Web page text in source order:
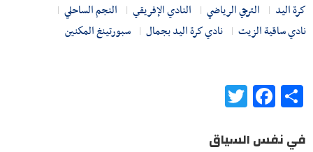
كرة اليد الترجي الرياضي النادي الإفريقي
النجم الساحلي
نادي ساقية الزيت
نادي كرة اليد بجمال سبورتينغ المكنين
Share
Facebook
في نفس السياق